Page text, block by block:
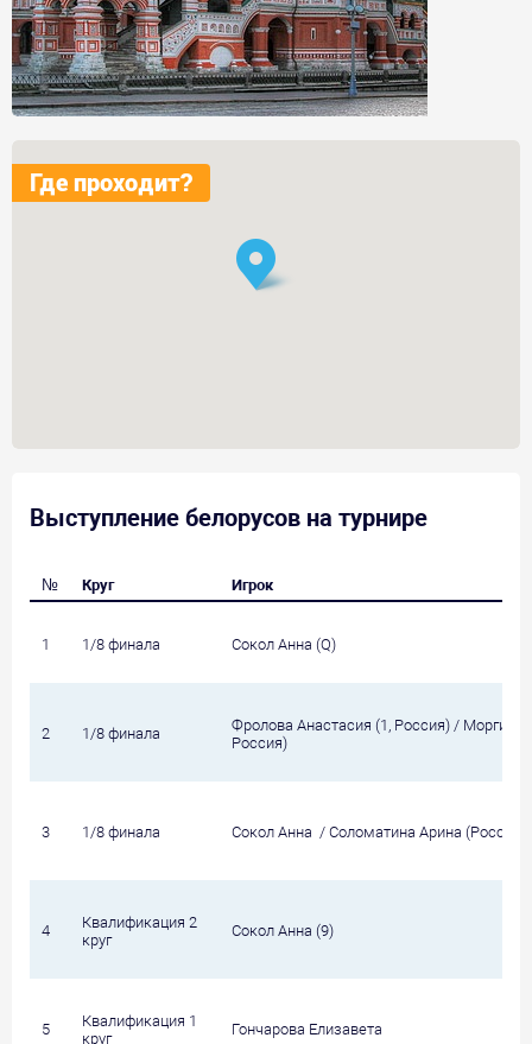
Где проходит?
Выступление белорусов на турнире
№ Круг Игрок
1 1/8 финала Сокол Анна (Q)
2 1/8 финала
Фролова Анастасия (1, Россия) / Моргина
Россия)
3 1/8 финала Сокол Анна / Соломатина Арина (Россия)
4
Квалификация 2
круг
Сокол Анна (9)
5
Квалификация 1
круг
Гончарова Елизавета